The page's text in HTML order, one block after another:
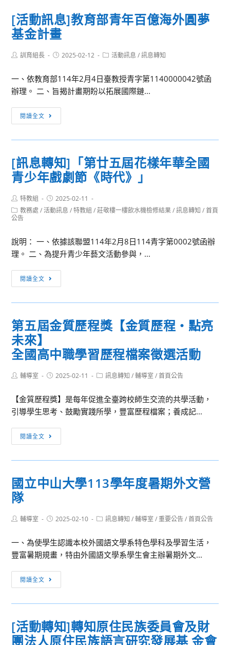
校
園
科
系
覽
會」
「藝
術
門
來
早
餐
線
分
享
座
2」
[活動訊息]教育部青年百億海外圓夢
基金計畫
Post訓育組長
Post2025-02-12
Post活動訊息 / 訊息轉知
一、依教育部114年2月4日臺教授青字第1140000042號函
辦理。 二、旨揭計畫期盼以拓展國際鏈...
閱讀全文
動
訊
教
育
青
年
億
海
外
圓
夢
計
畫
[訊息轉知]「第廿五屆花樣年華全國
青少年戲劇節《時代》」
Post
author:
特教組
Post
published:
2025-02-11
Post
category:
教務處 / 活動訊息 / 特教組 / 莊敬樓一樓飲水機檢修結果 / 訊息轉知 / 首頁
公告
說明： 一、依據該聯盟114年2月8日114青字第0002號函辦
理。 二、為提升青少年藝文活動參與，...
閱讀全文
息
轉
「第
五
屆
花
年
華
少
戲
《時
第五屆金質歷程獎【金質歷程・點亮
未來】
全國高中職學習歷程檔案徵選活動
Post輔導室
Post2025-02-11
Post訊息轉知 / 輔導室 / 首頁公告
【金質歷程獎】是每年促進全臺跨校師生交流的共學活動，
引導學生思考、鼓勵實踐所學，豐富歷程檔案；養成記...
閱讀全文
五
屆
質
獎
質
歷
程・
未
來】
全
國
國立中山大學113學年度暑期外文營
隊
Post輔導室
Post2025-02-10
Post訊息轉知 / 輔導室 / 重要公告 / 首頁公告
一、為使學生認識本校外國語文學系特色學科及學習生活，
豐富暑期規畫，特由外國語文學系學生會主辦暑期外文...
閱讀全文
立
中
大
學
[活動轉知]轉知原住民族委員會及財
團法人原住民族語言研究發展基 金會